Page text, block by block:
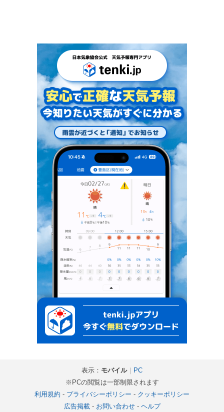
表示： モバイル｜ PC
※PCの閲覧は一部制限されます
利用規約 - プライバシーポリシー - クッキーポリシー
広告掲載- お問い合わせ- ヘルプ